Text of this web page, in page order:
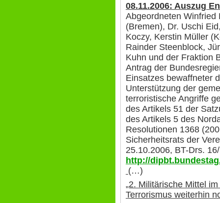
08.11.2006: Auszug
Abgeordneten Winfried
(Bremen), Dr. Uschi
Koczy, Kerstin Müller
Rainder Steenblock,
Kuhn und der Fraktion
Antrag der
Einsatzes bewaffneter
Unterstützung der
terroristische Angriffe
des Artikels 51 der
des Artikels 5 des
Resolutionen 1368
Sicherheitsrats der
25.10.2006, BT-Drs.
http://
(…)
„2. Militärische Mittel
Terrorismus weiterhin